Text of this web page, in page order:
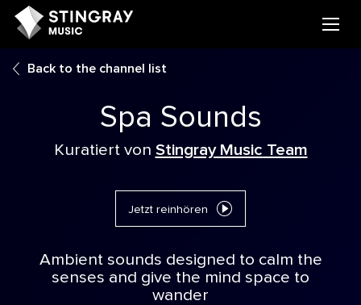
Back to the channel list
Spa Sounds
Kuratiert von Stingray Music Team
Jetzt reinhören
Ambient sounds designed to calm the
senses and give the mind space to
wander